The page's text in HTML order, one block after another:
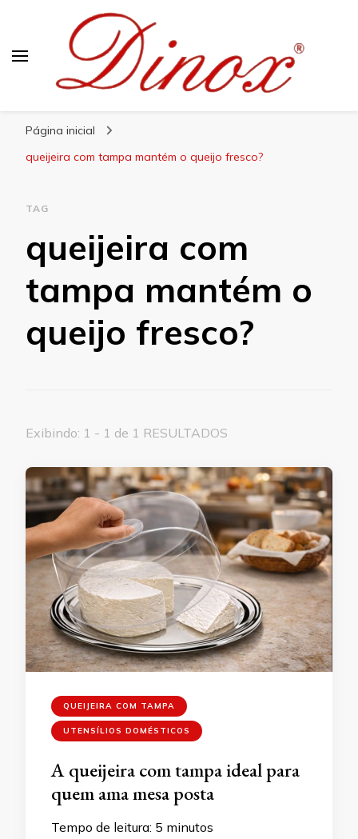
Página inicial
queijeira com tampa mantém o queijo fresco?
TAG
queijeira com
tampa mantém o
queijo fresco?
Exibindo: 1 - 1 de 1 RESULTADOS
QUEIJEIRA COM TAMPA
UTENSÍLIOS DOMÉSTICOS
A queijeira com tampa ideal para
quem ama mesa posta
Tempo de leitura: 5 minutos